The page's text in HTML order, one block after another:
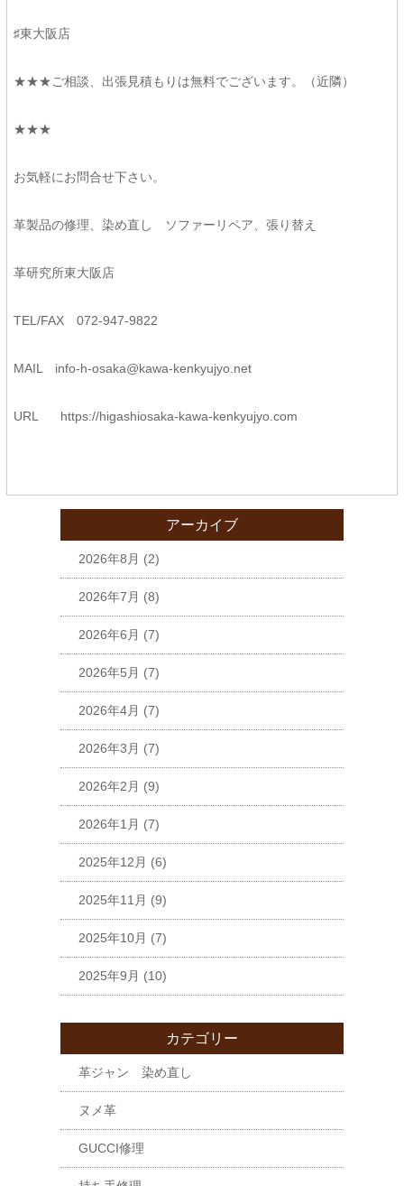
♯東大阪店
★★★ご相談、出張見積もりは無料でございます。（近隣）
★★★
お気軽にお問合せ下さい。
革製品の修理、染め直し ソファーリペア、張り替え
革研究所東大阪店
TEL/FAX 072-947-9822
MAIL info-h-osaka@kawa-kenkyujyo. net
URL https://higashiosaka-kawa-kenkyujyo.com
アーカイブ
2026年8月 (2)
2026年7月 (8)
2026年6月 (7)
2026年5月 (7)
2026年4月 (7)
2026年3月 (7)
2026年2月 (9)
2026年1月 (7)
2025年12月 (6)
2025年11月 (9)
2025年10月 (7)
2025年9月 (10)
カテゴリー
革ジャン 染め直し
ヌメ革
GUCCI修理